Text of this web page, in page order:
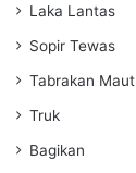
Laka Lantas
Sopir Tewas
Tabrakan Maut
Truk
Bagikan